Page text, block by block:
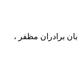
برادران مظفر ،